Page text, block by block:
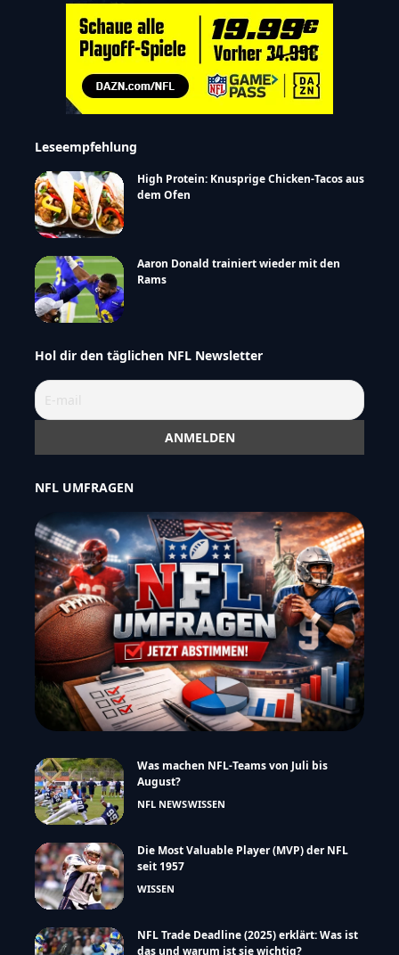
Leseempfehlung
High Protein: Knusprige Chicken-Tacos aus
dem Ofen
Aaron Donald trainiert wieder mit den
Rams
Hol dir den täglichen NFL Newsletter
NFL UMFRAGEN
Was machen NFL-Teams von Juli bis
August?
NFL NEWSWISSEN
Die Most Valuable Player (MVP) der NFL
seit 1957
WISSEN
NFL Trade Deadline (2025) erklärt: Was ist
das und warum ist sie wichtig?